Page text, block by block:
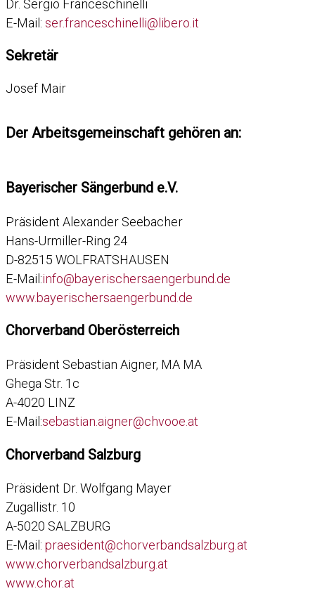
Dr. Sergio Franceschinelli
E-Mail: ser.franceschinelli@libero.it
Sekretär
Josef Mair
Der Arbeitsgemeinschaft gehören an:
Bayerischer Sängerbund e.V.
Präsident Alexander Seebacher
Hans-Urmiller-Ring 24
D-82515 WOLFRATSHAUSEN
E-Mail:info@bayerischersaengerbund.de
www.bayerischersaengerbund.de
Chorverband Oberösterreich
Präsident Sebastian Aigner, MA MA
Ghega Str. 1c
A-4020 LINZ
E-Mail:sebastian.aigner@chvooe.at
Chorverband Salzburg
Präsident Dr. Wolfgang Mayer
Zugallistr. 10
A-5020 SALZBURG
E-Mail: praesident@chorverbandsalzburg.at
www.chorverbandsalzburg.at
www.chor.at